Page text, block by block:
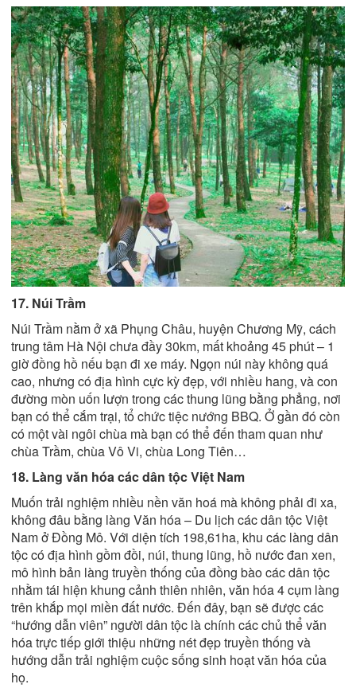
17. Núi Trầm
Núi Trầm nằm ở xã Phụng Châu, huyện Chương Mỹ, cách
trung tâm Hà Nội chưa đầy 30km, mất khoảng 45 phút – 1
giờ đồng hồ nếu bạn đi xe máy. Ngọn núi này không quá
cao, nhưng có địa hình cực kỳ đẹp, với nhiều hang, và con
đường mòn uốn lượn trong các thung lũng bằng phẳng, nơi
bạn có thể cắm trại, tổ chức tiệc nướng BBQ. Ở gần đó còn
có một vài ngôi chùa mà bạn có thể đến tham quan như
chùa Trầm, chùa Vô Vi, chùa Long Tiên…
18. Làng văn hóa các dân tộc Việt Nam
Muốn trải nghiệm nhiều nền văn hoá mà không phải đi xa,
không đâu bằng làng Văn hóa – Du lịch các dân tộc Việt
Nam ở Đồng Mô. Với diện tích 198,61ha, khu các làng dân
tộc có địa hình gồm đồi, núi, thung lũng, hồ nước đan xen,
mô hình bản làng truyền thống của đồng bào các dân tộc
nhằm tái hiện khung cảnh thiên nhiên, văn hóa 4 cụm làng
trên khắp mọi miền đất nước. Đến đây, bạn sẽ được các
“hướng dẫn viên” người dân tộc là chính các chủ thể văn
hóa trực tiếp giới thiệu những nét đẹp truyền thống và
hướng dẫn trải nghiệm cuộc sống sinh hoạt văn hóa của
họ.